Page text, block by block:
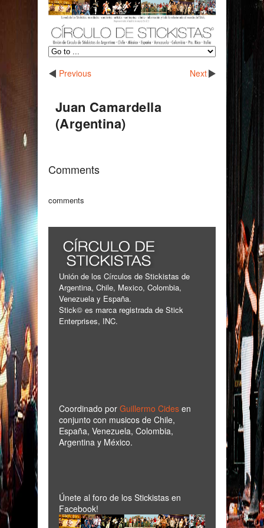
Previous Next
Juan Camardella
(Argentina)
Comments
comments
Unión de los Círculos de Stickistas de
Argentina, Chile, Mexico, Colombia,
Venezuela y España.
Stick© es marca registrada de Stick
Enterprises, INC.
Coordinado por Guillermo Cides en
conjunto con musicos de Chile,
España, Venezuela, Colombia,
Argentina y México.
Únete al foro de los Stickistas en
Facebook!